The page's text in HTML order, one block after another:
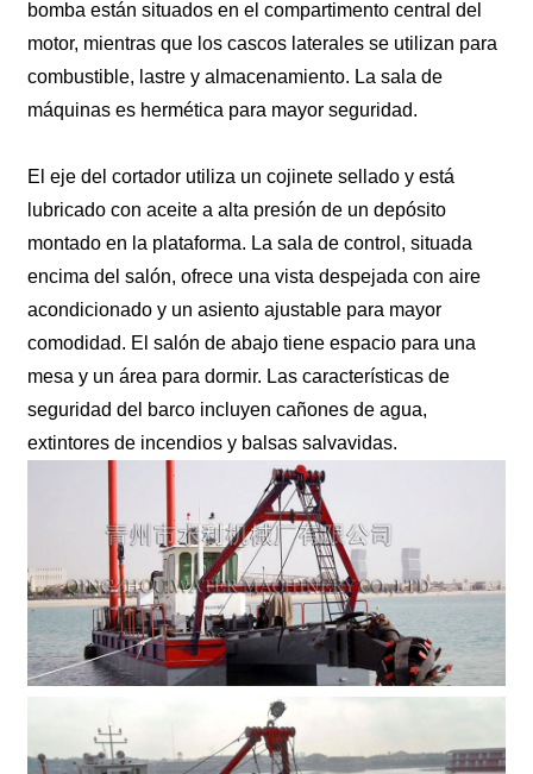
bomba están situados en el compartimento central del
motor, mientras que los cascos laterales se utilizan para
combustible, lastre y almacenamiento. La sala de
máquinas es hermética para mayor seguridad.
El eje del cortador utiliza un cojinete sellado y está
lubricado con aceite a alta presión de un depósito
montado en la plataforma. La sala de control, situada
encima del salón, ofrece una vista despejada con aire
acondicionado y un asiento ajustable para mayor
comodidad. El salón de abajo tiene espacio para una
mesa y un área para dormir. Las características de
seguridad del barco incluyen cañones de agua,
extintores de incendios y balsas salvavidas.